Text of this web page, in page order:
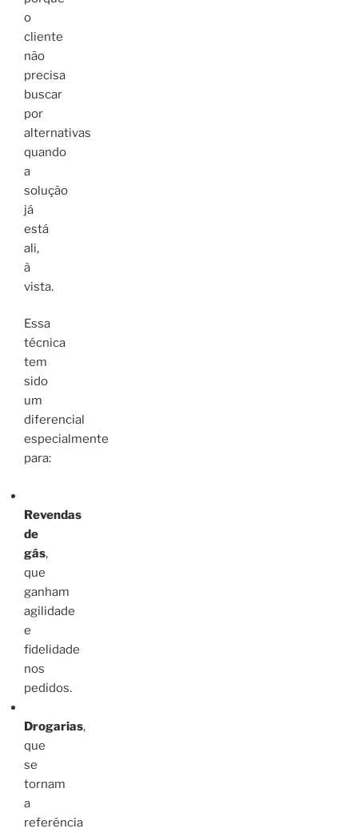
o
cliente
não
precisa
buscar
por
alternativas
quando
a
solução
já
está
ali,
à
vista.
Essa
técnica
tem
sido
um
diferencial
especialmente
para:
Revendas
de
gás,
que
ganham
agilidade
e
fidelidade
nos
pedidos.
Drogarias,
que
se
tornam
a
referência